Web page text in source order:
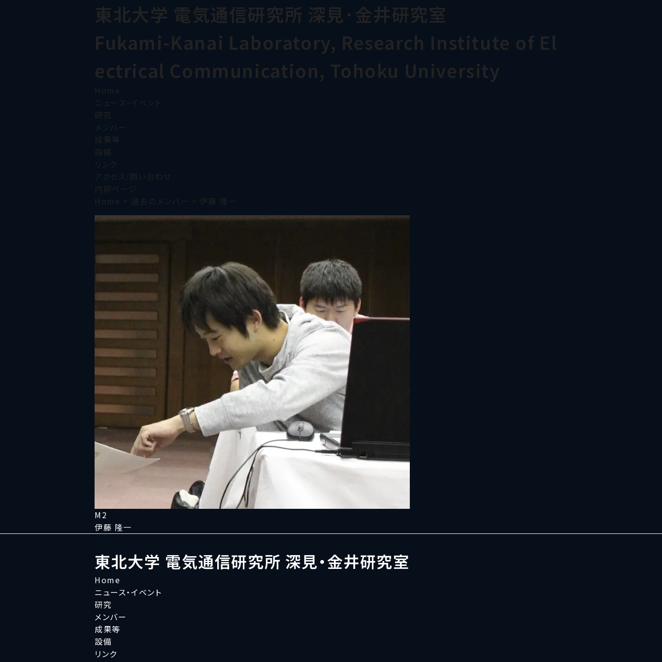
東北大学 電気通信研究所 深見･金井研究室
Fukami-Kanai Laboratory, Research Institute of El
ectrical Communication, Tohoku University
Home
ニュース・イベント
研究
メンバー
成果等
設備
リンク
アクセス/問い合わせ
内部ページ
Home > 過去のメンバー > 伊藤 隆一
M2
伊藤 隆一
東北大学 電気通信研究所 深見・金井研究室
Home
ニュース・イベント
研究
メンバー
成果等
設備
リンク